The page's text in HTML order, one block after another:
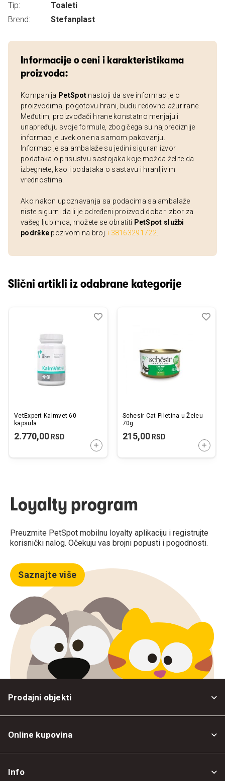
Tip:
Toaleti
Brend:
Stefanplast
Informacije o ceni i karakteristikama
proizvoda:
Kompanija PetSpot nastoji da sve informacije o
proizvodima, pogotovu hrani, budu redovno ažurirane.
Međutim, proizvođači hrane konstatno menjaju i
unapređuju svoje formule, zbog čega su najpreciznije
informacije uvek one na samom pakovanju.
Informacije sa ambalaže su jedini siguran izvor
podataka o prisustvu sastojaka koje možda želite da
izbegnete, kao i podataka o sastavu i hranljivim
vrednostima.
Ako nakon upoznavanja sa podacima sa ambalaže
niste sigurni da li je određeni proizvod dobar izbor za
vašeg ljubimca, možete se obratiti PetSpot službi
podrške pozivom na broj+38163291722
Slični artikli iz odabrane kategorije
VetExpert Kalmvet 60
kapsula
2.770,00 RSD
DODAJTE U KORPU
Dodaj
Uporedi
Schesir Cat Piletina u Želeu
70g
215,00RSD
Loyalty program
Preuzmite PetSpot mobilnu loyalty aplikaciju i registrujte
korisnički nalog. Očekuju vas brojni popusti i pogodnosti.
Saznajte više
Prodajni objekti
Online kupovina
Info